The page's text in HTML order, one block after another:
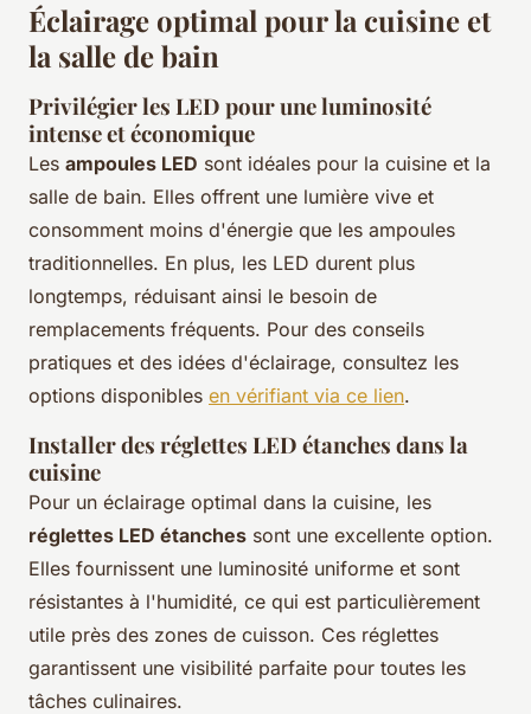
Éclairage optimal pour la cuisine et
la salle de bain
Privilégier les LED pour une luminosité
intense et économique
Les ampoules LED sont idéales pour la cuisine et la
salle de bain. Elles offrent une lumière vive et
consomment moins d'énergie que les ampoules
traditionnelles. En plus, les LED durent plus
longtemps, réduisant ainsi le besoin de
remplacements fréquents. Pour des conseils
pratiques et des idées d'éclairage, consultez les
options disponibles en vérifiant via ce lien.
Installer des réglettes LED étanches dans la
cuisine
Pour un éclairage optimal dans la cuisine, les
réglettes LED étanches sont une excellente option.
Elles fournissent une luminosité uniforme et sont
résistantes à l'humidité, ce qui est particulièrement
utile près des zones de cuisson. Ces réglettes
garantissent une visibilité parfaite pour toutes les
tâches culinaires.